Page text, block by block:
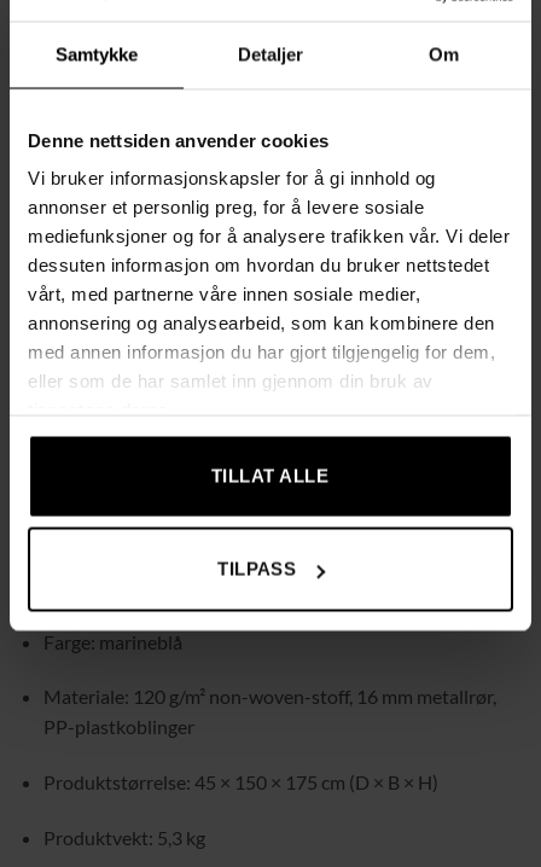
Samtykke Detaljer Om
Denne nettsiden anvender cookies
Vi bruker informasjonskapsler for å gi innhold og
annonser et personlig preg, for å levere sosiale
mediefunksjoner og for å analysere trafikken vår. Vi deler
dessuten informasjon om hvordan du bruker nettstedet
vårt, med partnerne våre innen sosiale medier,
annonsering og analysearbeid, som kan kombinere den
med annen informasjon du har gjort tilgjengelig for dem,
eller som de har samlet inn gjennom din bruk av
TILLAT ALLE
TILPASS
Borrelåsfester som holder dørene på plass og gir enkel
tilgang til innholdet
Stabil ramme med kraftige metallrør (16 mm) som er enkle
ender
Slitesterke plastkoblinger som er robuste og
motstandsdyktige mot brudd
Hyller i non-woven-stoff med vannavvisende belegg som
gjør dem lette å tørke av og holde rene
kan tørkes av med en fuktig klut
Farge: marineblå
Materiale: 120 g/m² non-woven-stoff, 16 mm metallrør,
PP-plastkoblinger
Produktstørrelse: 45 × 150 × 175 cm (D × B × H)
Produktvekt: 5,3 kg